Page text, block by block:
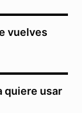
vuelves
quiere usar